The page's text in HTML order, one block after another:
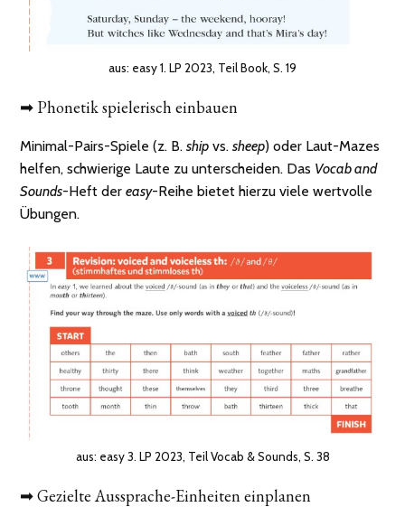
aus: easy 1. LP 2023, Teil Book, S. 19
➡ Phonetik spielerisch einbauen
Minimal-Pairs-Spiele (z. B.ship vs.sheep) oder Laut-Mazes
helfen, schwierige Laute zu unterscheiden. Das Vocab and
Sounds-Heft dereasy-Reihe bietet hierzu viele wertvolle
Übungen.
aus: easy 3. LP 2023, Teil Vocab & Sounds, S. 38
➡ Gezielte Aussprache-Einheiten einplanen